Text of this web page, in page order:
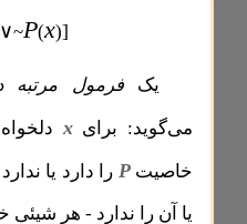
∨~P(x)]
یکفرمول مرتبه
می‌گوید: برایx
خاصیتP را دارد یا
یا آن را ندارد - هر شیئی